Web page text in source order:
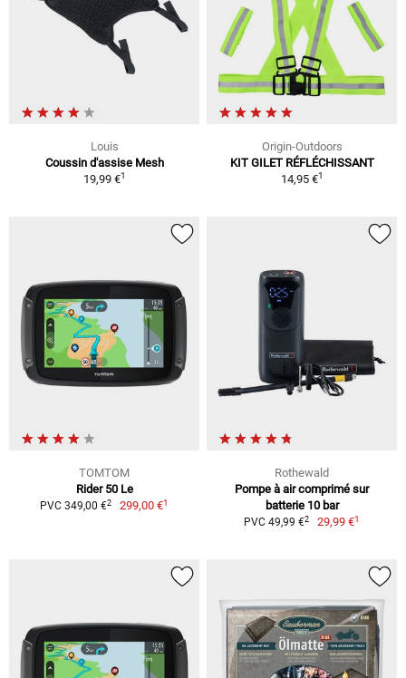
Louis
Coussin d'assise Mesh
19,99 €1
Origin-Outdoors
KIT GILET RÉFLÉCHISSANT
14,95 €1
TOMTOM
Rider 50 Le
PVC 349,00 €2 299,00 €1
Rothewald
Pompe à air comprimé sur
batterie 10 bar
PVC 49,99 €2 29,99 €1